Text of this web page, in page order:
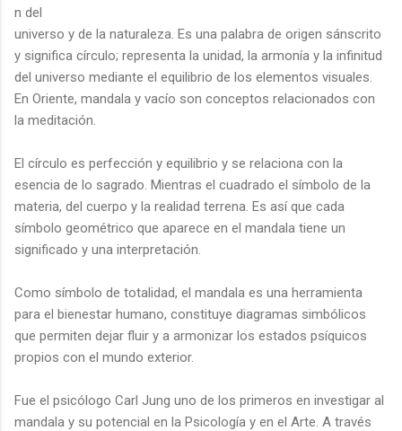
n del
universo y de la naturaleza. Es una palabra de origen sánscrito
y significa círculo; representa la unidad, la armonía y la infinitud
del universo mediante el equilibrio de los elementos visuales.
En Oriente, mandala y vacío son conceptos relacionados con
la meditación.
El círculo es perfección y equilibrio y se relaciona con la
esencia de lo sagrado. Mientras el cuadrado el símbolo de la
materia, del cuerpo y la realidad terrena. Es así que cada
símbolo geométrico que aparece en el mandala tiene un
significado y una interpretación.
Como símbolo de totalidad, el mandala es una herramienta
para el bienestar humano, constituye diagramas simbólicos
que permiten dejar fluir y a armonizar los estados psíquicos
propios con el mundo exterior.
Fue el psicólogo Carl Jung uno de los primeros en investigar al
mandala y su potencial en la Psicología y en el Arte. A través